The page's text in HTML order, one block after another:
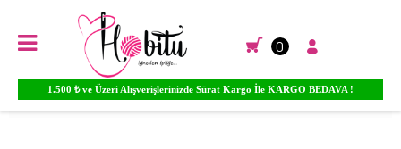
0
1.500 ₺ ve Üzeri Alışverişlerinizde Sürat Kargo İle KARGO BEDAVA !
Anasayfa EL ÖRGÜ İPLİKLERİ ÖRGÜ KİTLERİ